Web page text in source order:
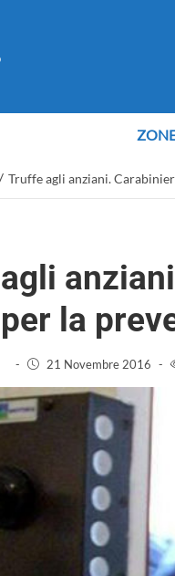
/ Truffe agli anziani.
la
- 21 Novembre 2016 -